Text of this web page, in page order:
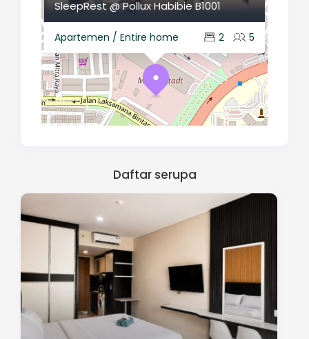
SleepRest @ Pollux Habibie B1001
Apartemen / Entire home 5
2
Daftar serupa